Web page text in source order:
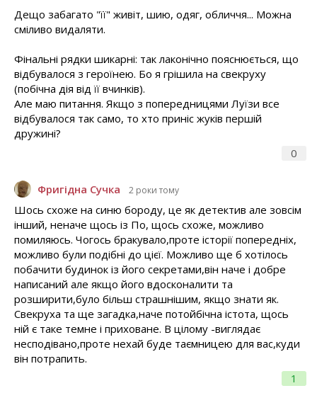
0
Дещо забагато "її" живіт, шию, одяг, обличчя... Можна
сміливо видаляти.
Фінальні рядки шикарні: так лаконічно пояснюється, що
відбувалося з героїнею. Бо я грішила на свекруху
(побічна дія від її вчинків).
Але маю питання. Якщо з попередницями Луїзи все
відбувалося так само, то хто приніс жуків першій
дружині?
Фригідна Сучка 2 роки тому
1
Шось схоже на синю бороду, це як детектив але зовсім
інший, неначе щось із По, щось схоже, можливо
помиляюсь. Чогось бракувало,проте історії попередніх,
можливо були подібні до цієї. Можливо ще б хотілось
побачити будинок із його секретами,він наче і добре
написаний але якщо його вдосконалити та
розширити,було більш страшнішим, якщо знати як.
Свекруха та ще загадка,наче потойбічна істота, щось
ній є таке темне і приховане. В цілому -виглядає
несподівано,проте нехай буде таємницею для вас,куди
він потрапить.